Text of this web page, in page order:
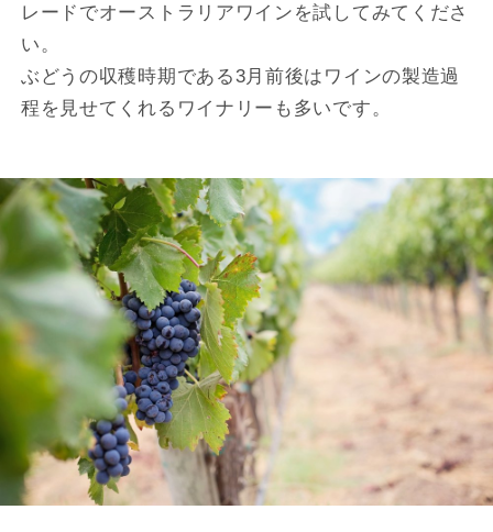
レードでオーストラリアワインを試してみてくださ
い。
ぶどうの収穫時期である3月前後はワインの製造過
程を見せてくれるワイナリーも多いです。